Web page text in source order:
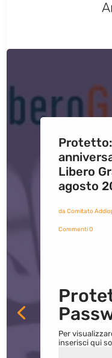
Protetto:
Libero
agosto
da Comitato
Commenti 0
Per
inserisci qui